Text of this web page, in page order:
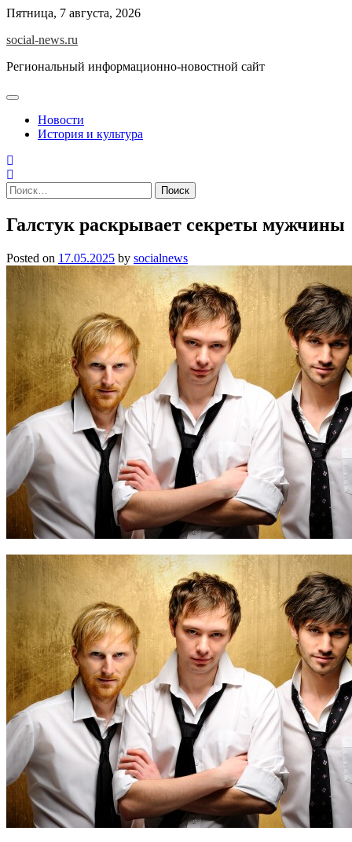
Skip
content
Пятница, 7 августа, 2026
social-news.ru
Региональный информационно-новостной сайт
Новости
История и культура
Найти:
Галстук раскрывает секреты мужчины
Posted on 17.05.2025 by socialnews